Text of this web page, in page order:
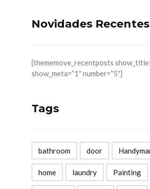
Novidades Recentes
[thememove_recentposts
show_meta=”1″ number=”5″]
Tags
bathroom door
home laundry Painting